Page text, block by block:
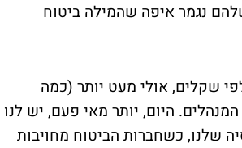
נגמר איפה שהמילה ביטוח
שקלים, אולי מעט יותר (כמה
סכום נכבד בביטוח המנהלים. היום, יותר מאי פעם, יש לנו
שלנו, כשחברות הביטוח מחויבות